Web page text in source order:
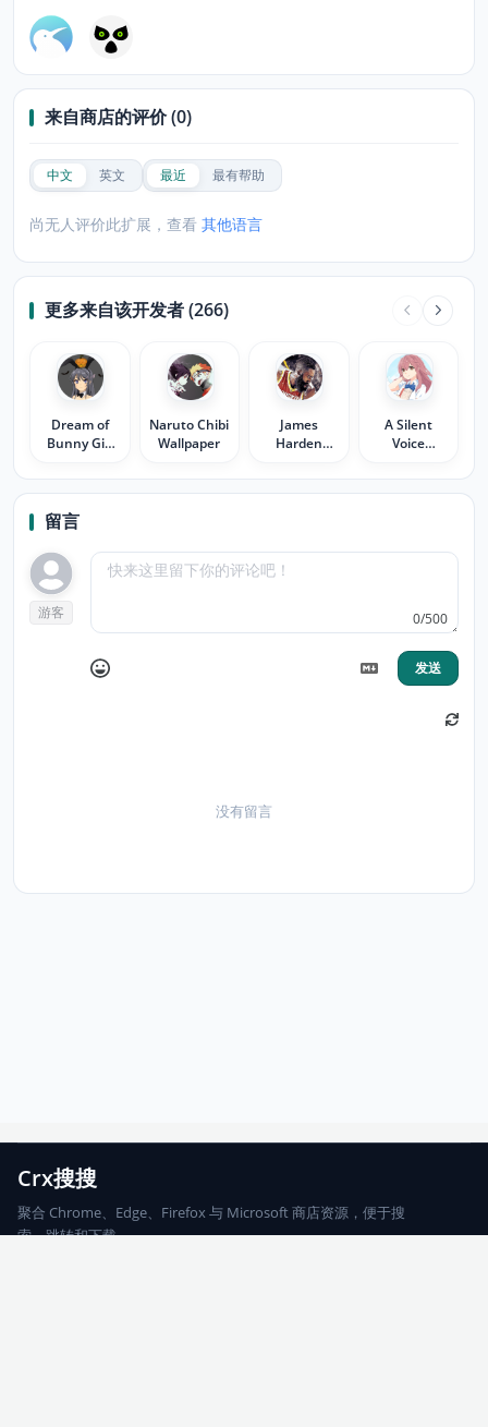
来自商店的评价 (0)
中文 英文 最近 最有帮助
尚无人评价此扩展，查看 其他语言
更多来自该开发者 (266)
Dream of
Bunny Girl
Wallpaper
Naruto Chibi
Wallpaper
James
Harden
A Silent
Voice
留言
游客 0/500
发送
没有留言
Crx搜搜
聚合 Chrome、Edge、Firefox 与 Microsoft 商店资源，便于搜
索、跳转和下载。